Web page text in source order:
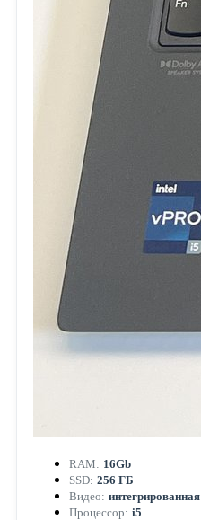
RAM: 16Gb
SSD: 256 ГБ
Видео: интегрированная
Процессор: i5